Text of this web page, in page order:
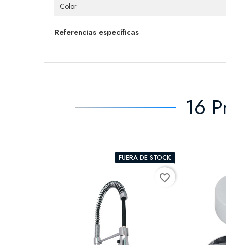
Color
Referencias específicas
16
FUERA DE STOCK
favorite_border